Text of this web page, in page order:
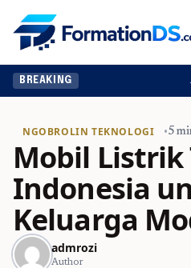
BREAKING
NGOBROLIN TEKNOLOGI •5
Mobil Listrik
Indonesia
Keluarga
admrozi
Author